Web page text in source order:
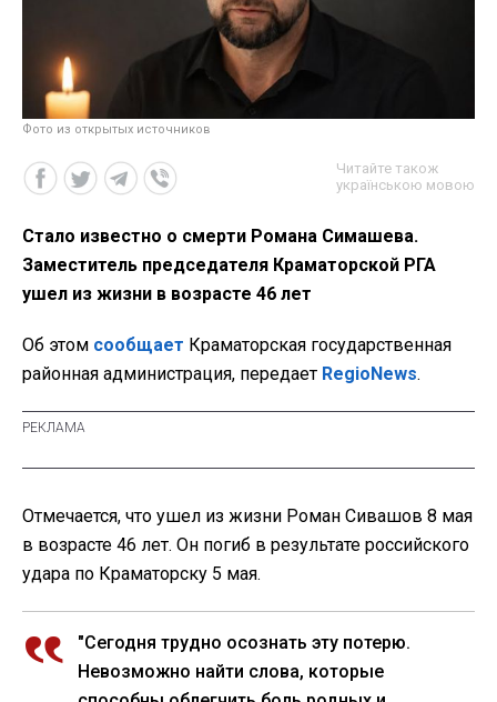
Фото из открытых источников
Читайте також
українською мовою
Стало известно о смерти Романа Симашева.
Заместитель председателя Краматорской РГА
ушел из жизни в возрасте 46 лет
Об этом сообщает Краматорская государственная
районная администрация, передает RegioNews.
Отмечается, что ушел из жизни Роман Сивашов 8 мая
в возрасте 46 лет. Он погиб в результате российского
удара по Краматорску 5 мая.
"Сегодня трудно осознать эту потерю.
Невозможно найти слова, которые